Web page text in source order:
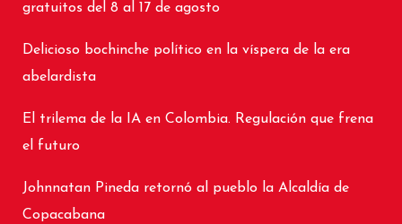
gratuitos del 8 al 17 de agosto
Delicioso bochinche político en la víspera de la era
abelardista
El trilema de la IA en Colombia. Regulación que frena
el futuro
Johnnatan Pineda retornó al pueblo la Alcaldía de
Copacabana